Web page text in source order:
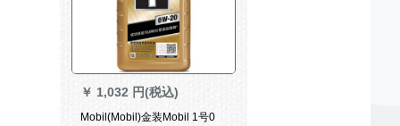
￥ 1,032 円(税込)
Mobil(Mobil)金装Mobil 1号0